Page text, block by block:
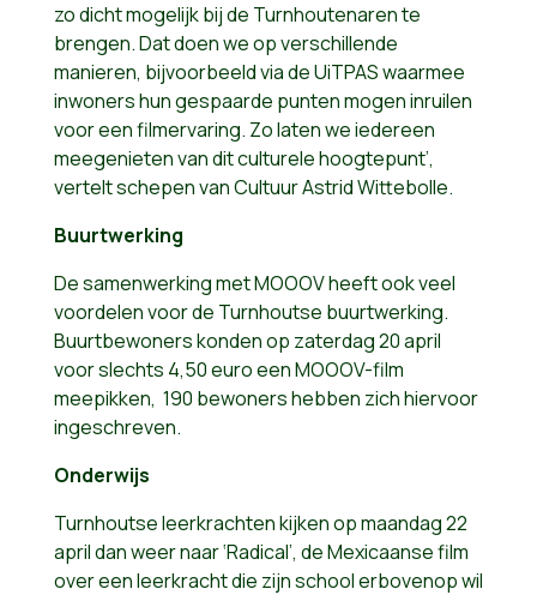
zo dicht mogelijk bij de Turnhoutenaren te
brengen. Dat doen we op verschillende
manieren, bijvoorbeeld via de UiTPAS waarmee
inwoners hun gespaarde punten mogen inruilen
voor een filmervaring. Zo laten we iedereen
meegenieten van dit culturele hoogtepunt’,
vertelt schepen van Cultuur Astrid Wittebolle.
Buurtwerking
De samenwerking met MOOOV heeft ook veel
voordelen voor de Turnhoutse buurtwerking.
Buurtbewoners konden op zaterdag 20 april
voor slechts 4,50 euro een MOOOV-film
meepikken, 190 bewoners hebben zich hiervoor
ingeschreven.
Onderwijs
Turnhoutse leerkrachten kijken op maandag 22
april dan weer naar ‘Radical’, de Mexicaanse film
over een leerkracht die zijn school erbovenop wil